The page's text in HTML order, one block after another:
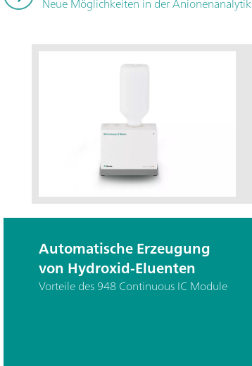
Automatische Erzeugung
von Hydroxid-Eluenten
Vorteile des 948 Continuous IC Module